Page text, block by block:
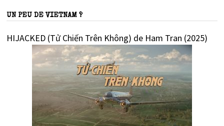
UN PEU DE VIETNAM ?
HIJACKED (Tử Chiến Trên Không) de Ham Tran (2025)